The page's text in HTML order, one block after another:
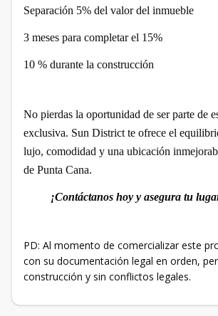
Separación 5% del valor del inmueble
3 meses para completar el 15%
10 % durante la construcción
No pierdas la oportunidad de ser parte de
exclusiva. Sun District te ofrece el
lujo, comodidad y una ubicación
de Punta Cana.
¡Contáctanos hoy y asegura tu
PD: Al momento de comercializar este
con su documentación legal en orden,
construcción y sin conflictos legales.